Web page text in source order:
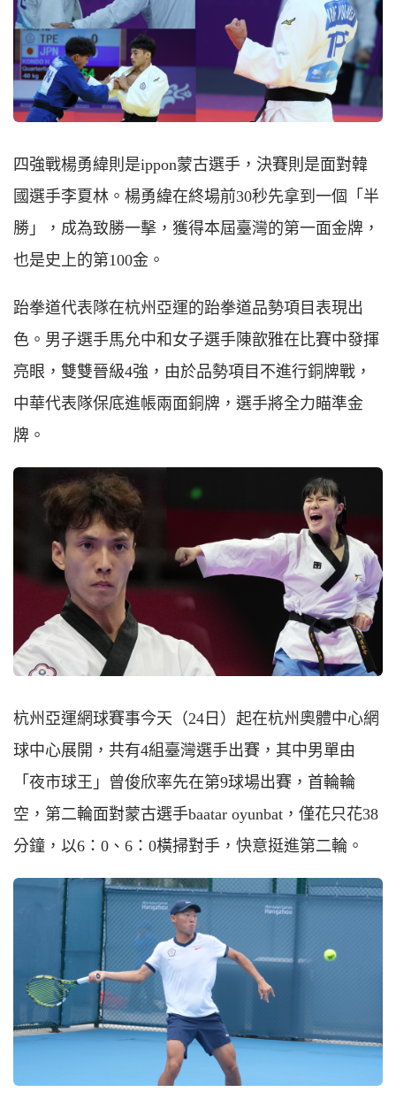
四強戰楊勇緯則是ippon蒙古選手，決賽則是面對韓
國選手李夏林。楊勇緯在終場前30秒先拿到一個「半
勝」，成為致勝一擊，獲得本屆臺灣的第一面金牌，
也是史上的第100金。
跆拳道代表隊在杭州亞運的跆拳道品勢項目表現出
色。男子選手馬允中和女子選手陳歆雅在比賽中發揮
亮眼，雙雙晉級4強，由於品勢項目不進行銅牌戰，
中華代表隊保底進帳兩面銅牌，選手將全力瞄準金
牌。
杭州亞運網球賽事今天（24日）起在杭州奧體中心網
球中心展開，共有4組臺灣選手出賽，其中男單由
「夜市球王」曾俊欣率先在第9球場出賽，首輪輪
空，第二輪面對蒙古選手baatar oyunbat，僅花只花38
分鐘，以6：0、6：0橫掃對手，快意挺進第二輪。